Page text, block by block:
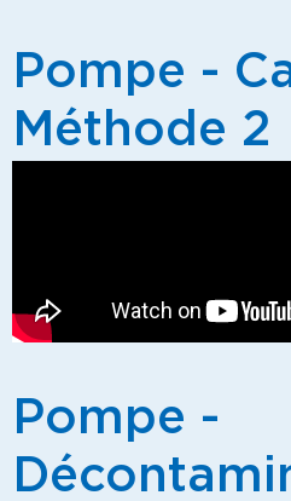
Pompe -
Méthode 2
Pompe -